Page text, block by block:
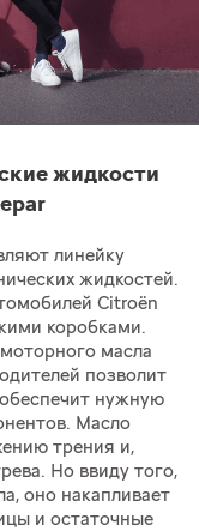
жидкости
линейку
жидкостей.
Citroёn
коробками.
масла
позволит
нужную
Масло
трения и,
Но ввиду того,
оно накапливает
и остаточные